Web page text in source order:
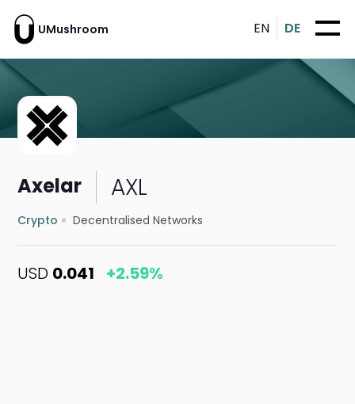
UMushroom EN DE
Axelar AXL
Crypto Decentralised Networks
USD 0.041 +2.59%